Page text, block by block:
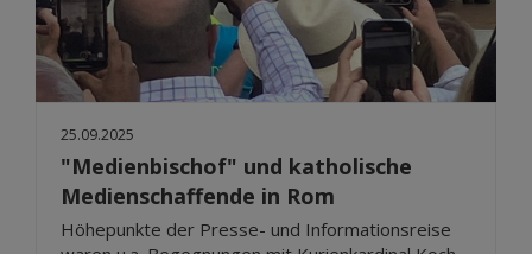
25.09.2025
"Medienbischof" und katholische
Medienschaffende in Rom
Höhepunkte der Presse- und Informationsreise